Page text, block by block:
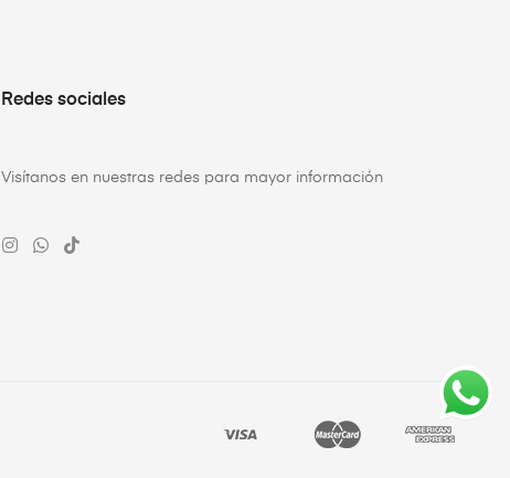
Redes sociales
Visítanos en nuestras redes para mayor información